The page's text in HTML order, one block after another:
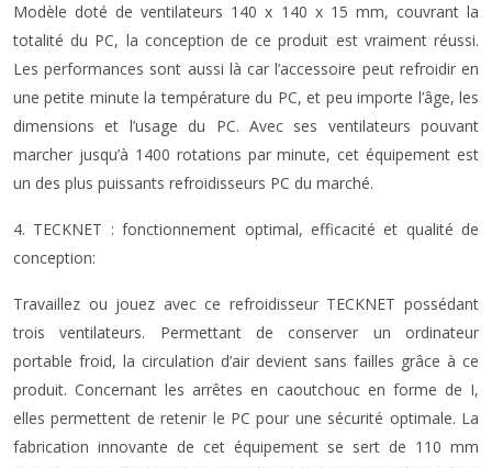
Modèle doté de ventilateurs 140 x 140 x 15 mm, couvrant la
totalité du PC, la conception de ce produit est vraiment réussi.
Les performances sont aussi là car l’accessoire peut refroidir en
une petite minute la température du PC, et peu importe l’âge, les
dimensions et l’usage du PC. Avec ses ventilateurs pouvant
marcher jusqu’à 1400 rotations par minute, cet équipement est
un des plus puissants refroidisseurs PC du marché.
4. TECKNET : fonctionnement optimal, efficacité et qualité de
conception:
Travaillez ou jouez avec ce refroidisseur TECKNET possédant
trois ventilateurs. Permettant de conserver un ordinateur
portable froid, la circulation d’air devient sans failles grâce à ce
produit. Concernant les arrêtes en caoutchouc en forme de I,
elles permettent de retenir le PC pour une sécurité optimale. La
fabrication innovante de cet équipement se sert de 110 mm